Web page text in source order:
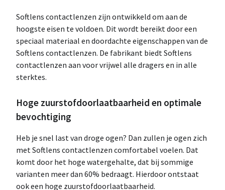
Softlens contactlenzen zijn ontwikkeld om aan de
hoogste eisen te voldoen. Dit wordt bereikt door een
speciaal materiaal en doordachte eigenschappen van de
Softlens contactlenzen. De fabrikant biedt Softlens
contactlenzen aan voor vrijwel alle dragers en in alle
sterktes.
Hoge zuurstofdoorlaatbaarheid en optimale
bevochtiging
Heb je snel last van droge ogen? Dan zullen je ogen zich
met Softlens contactlenzen comfortabel voelen. Dat
komt door het hoge watergehalte, dat bij sommige
varianten meer dan 60% bedraagt. Hierdoor ontstaat
ook een hoge zuurstofdoorlaatbaarheid.